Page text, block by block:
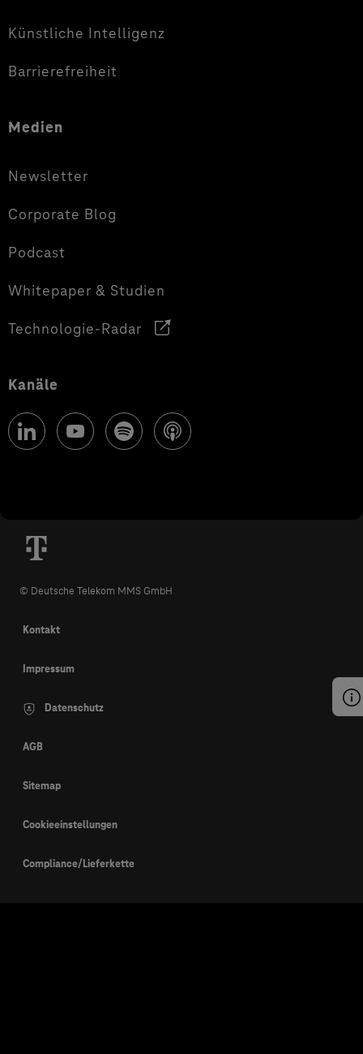
Künstliche Intelligenz
Barrierefreiheit
Medien
Newsletter
Corporate Blog
Podcast
Whitepaper & Studien
Technologie-Radar
Kanäle
© Deutsche Telekom MMS GmbH
Kontakt
Impressum
Datenschutz
AGB
Sitemap
Cookieeinstellungen
Compliance/Lieferkette